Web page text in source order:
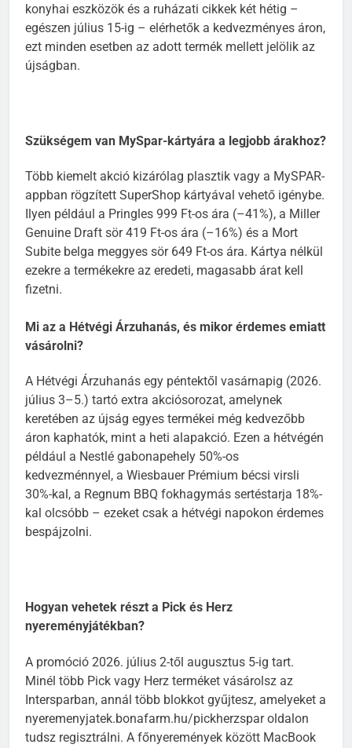
konyhai eszközök és a ruházati cikkek két hétig –
egészen július 15-ig – elérhetők a kedvezményes áron,
ezt minden esetben az adott termék mellett jelölik az
újságban.
Szükségem van MySpar-kártyára a legjobb árakhoz?
Több kiemelt akció kizárólag plasztik vagy a MySPAR-
appban rögzített SuperShop kártyával vehető igénybe.
Ilyen például a Pringles 999 Ft-os ára (–41%), a Miller
Genuine Draft sör 419 Ft-os ára (–16%) és a Mort
Subite belga meggyes sör 649 Ft-os ára. Kártya nélkül
ezekre a termékekre az eredeti, magasabb árat kell
fizetni.
Mi az a Hétvégi Árzuhanás, és mikor érdemes emiatt
vásárolni?
A Hétvégi Árzuhanás egy péntektől vasárnapig (2026.
július 3–5.) tartó extra akciósorozat, amelynek
keretében az újság egyes termékei még kedvezőbb
áron kaphatók, mint a heti alapakció. Ezen a hétvégén
például a Nestlé gabonapehely 50%-os
kedvezménnyel, a Wiesbauer Prémium bécsi virsli
30%-kal, a Regnum BBQ fokhagymás sertéstarja 18%-
kal olcsóbb – ezeket csak a hétvégi napokon érdemes
bespájzolni.
Hogyan vehetek részt a Pick és Herz
nyereményjátékban?
A promóció 2026. július 2-től augusztus 5-ig tart.
Minél több Pick vagy Herz terméket vásárolsz az
Intersparban, annál több blokkot gyűjtesz, amelyeket a
nyeremenyjatek.bonafarm.hu/pickherzspar oldalon
tudsz regisztrálni. A főnyeremények között MacBook